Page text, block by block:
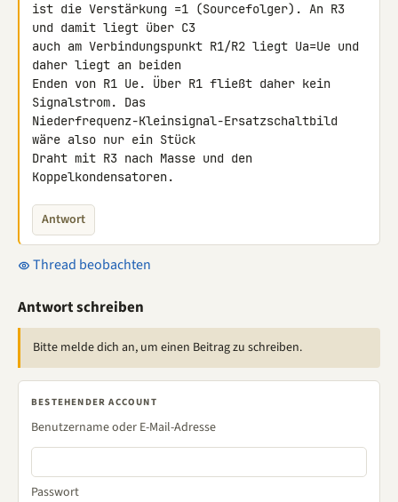
ist die Verstärkung =1 (Sourcefolger). An R3
und damit liegt über C3
auch am Verbindungspunkt R1/R2 liegt Ua=Ue und
daher liegt an beiden
Enden von R1 Ue. Über R1 fließt daher kein
Signalstrom. Das
Niederfrequenz-Kleinsignal-Ersatzschaltbild
wäre also nur ein Stück
Draht mit R3 nach Masse und den
Koppelkondensatoren.
Antwort
Thread beobachten
Antwort schreiben
Bitte melde dich an, um einen Beitrag zu schreiben.
BESTEHENDER ACCOUNT
Benutzername oder E-Mail-Adresse
Passwort